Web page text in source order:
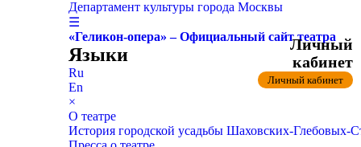
Департамент культуры города Москвы
☰
«Геликон-опера» – Официальный сайт театра
Языки
Ru
En
×
О театре
История городской усадьбы Шаховских-
Личный
кабинет
Личный кабинет